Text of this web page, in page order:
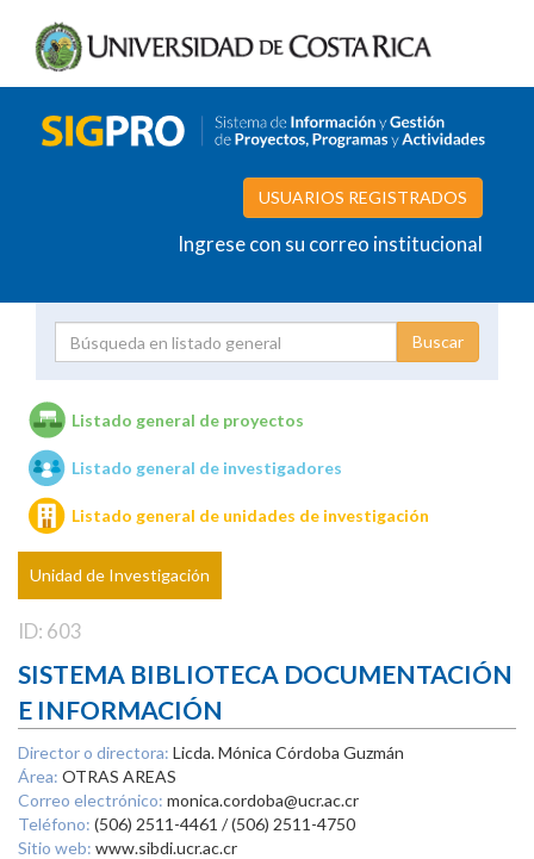
USUARIOS REGISTRADOS
Ingrese con su correo institucional
Unidades de investigación
Listado general de proyectos
Listado general de investigadores
Listado general de unidades de investigación
Unidad de Investigación
ID: 603
SISTEMA BIBLIOTECA DOCUMENTACIÓN
E INFORMACIÓN
Director o directora: Licda. Mónica Córdoba Guzmán
Área: OTRAS AREAS
Correo electrónico: monica.cordoba@ucr.ac.cr
Teléfono: (506) 2511-4461 / (506) 2511-4750
Sitio web: www.sibdi.ucr.ac.cr